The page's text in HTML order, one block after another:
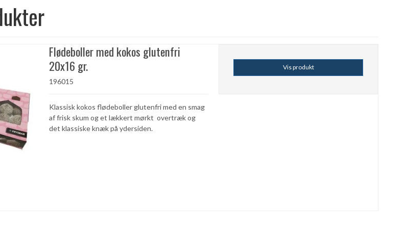
Flødeboller med kokos glutenfri
20x16 gr.
196015
Klassisk kokos flødeboller glutenfri med en smag
af frisk skum og et lækkert mørkt overtræk og
det klassiske knæk på ydersiden.
Vis produkt